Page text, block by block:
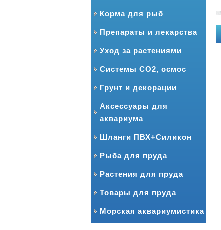
Корма для рыб
Препараты и лекарства
Уход за растениями
Системы CO2, осмос
Грунт и декорации
Аксессуары для
аквариума
Шланги ПВХ+Силикон
Рыба для пруда
Растения для пруда
Товары для пруда
Морская аквариумистика